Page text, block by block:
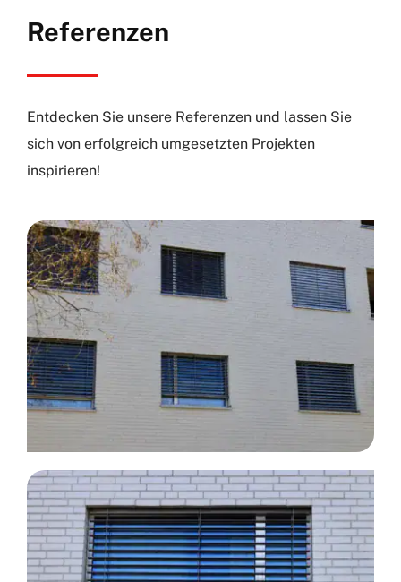
Referenzen
Entdecken Sie unsere Referenzen und lassen Sie
sich von erfolgreich umgesetzten Projekten
inspirieren!